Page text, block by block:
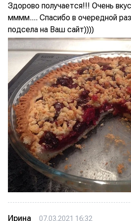
Здорово получается!!! Очень
мммм.... Спасибо в очередной
подсела на Ваш сайт))))
Ирина 07.03.2021 16:32